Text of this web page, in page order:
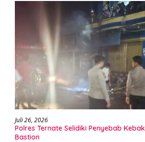
Juli 26, 2026
Polres Ternate Selidiki Penyebab
Bastion